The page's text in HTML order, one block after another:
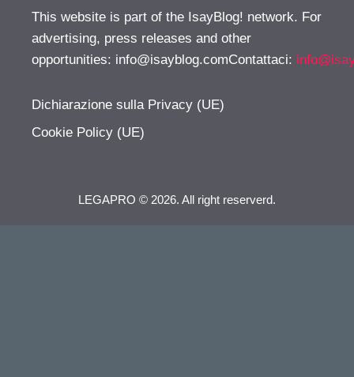
This website is part of the IsayBlog! network. For
advertising, press releases and other
opportunities: info@isayblog.comContattaci:
Dichiarazione sulla Privacy (UE)
Cookie Policy (UE)
LEGAPRO © 2026. All right reserverd.